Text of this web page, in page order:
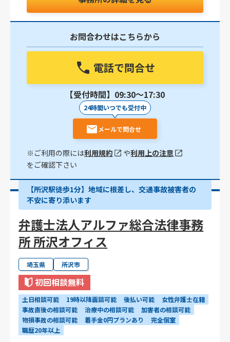
お問合わせはこちらから
電話で問合せ
【受付時間】09:30〜17:30
24時間いつでも受付中
メールで問合せ
※ご利用の際には利用規約 や利用上の注意
をご確認下さい
【所沢駅徒歩1分】地域に根差し、交通事故被害者の
不安に寄り添います
弁護士法人アルファ総合法律事務
所 所沢オフィス
埼玉県 所沢市
初回相談無料
土日相談可能 19時以降面談可能 後払い可能
女性弁護士在籍
事故直後の相談可能
治療中の相談可能
加害者の相談可能
物損事故の相談可能
着手金0円プランあり
完全個室
職歴20年以上